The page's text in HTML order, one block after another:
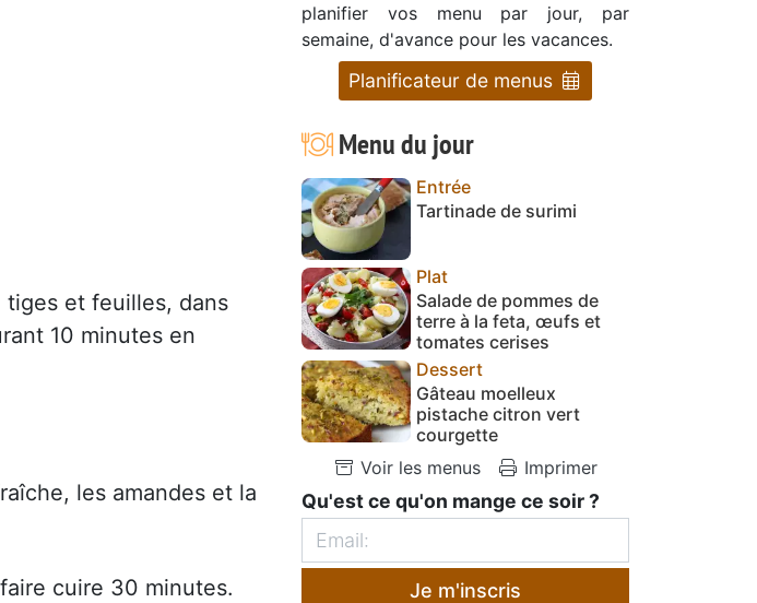
et feuilles, dans
10 minutes en
les amandes et la
cuire 30 minutes.
planifier vos menu par jour, par
semaine, d'avance pour les vacances.
Planificateur de menus
Menu du jour
Entrée
Tartinade de surimi
Plat
Salade de pommes de
terre à la feta, œufs et
tomates cerises
Dessert
Gâteau moelleux
pistache citron vert
courgette
Voir les menus
Imprimer
Qu'est ce qu'on mange ce soir ?
Je m'inscris